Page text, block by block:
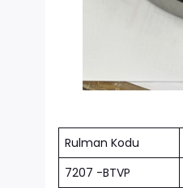
Rulman Kodu
7207 -BTVP